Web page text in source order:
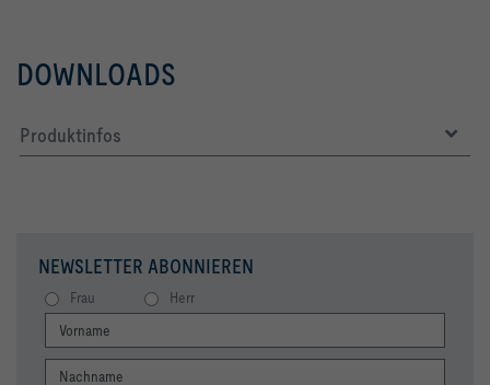
DOWNLOADS
Produktinfos
NEWSLETTER ABONNIEREN
Frau Herr